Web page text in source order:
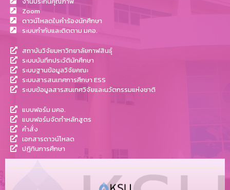
Zoom
ดาวน์โหลดใบคำร้องนักศึกษา
ระบบกำกับและติดตาม มคอ.
สถาบันวิจัยมหาวิทยาลัยกาฬสินธุ์
ระบบบันทึกประวัตินักศึกษา
ระบบฐานข้อมูลวิจัยคณะ
ระบบสารสนเทศการศึกษา ESS
ระบบข้อมูลสารสนเทศวิจัยและนวัตกรรมแห่งชาติ
แบบฟอร์ม มคอ.
แบบฟอร์มจัดทำหลักสูตร
คำสั่ง
เอกสารดาวน์โหลด
ปฎิทินการศึกษา